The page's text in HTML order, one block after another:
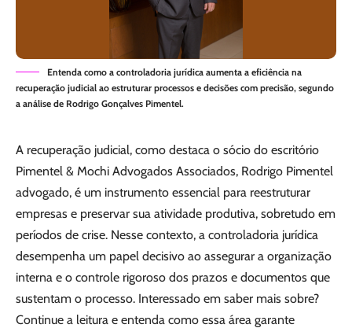
Entenda como a controladoria jurídica aumenta a eficiência na
recuperação judicial ao estruturar processos e decisões com precisão, segundo
a análise de Rodrigo Gonçalves Pimentel.
A recuperação judicial, como destaca o sócio do escritório
Pimentel & Mochi Advogados Associados, Rodrigo Pimentel
advogado, é um instrumento essencial para reestruturar
empresas e preservar sua atividade produtiva, sobretudo em
períodos de crise. Nesse contexto, a controladoria jurídica
desempenha um papel decisivo ao assegurar a organização
interna e o controle rigoroso dos prazos e documentos que
sustentam o processo. Interessado em saber mais sobre?
Continue a leitura e entenda como essa área garante